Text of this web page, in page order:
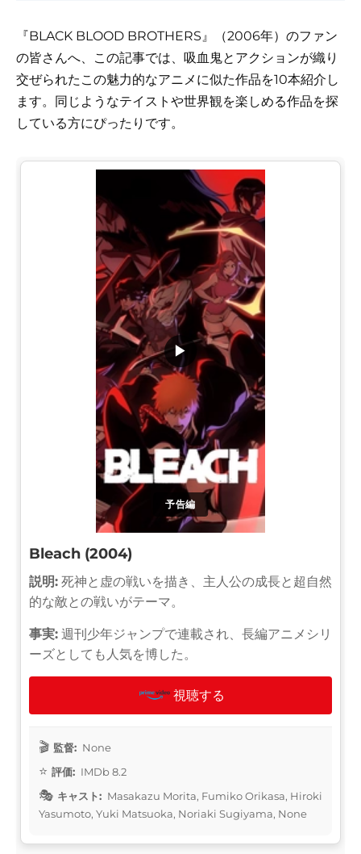
『BLACK BLOOD BROTHERS』（2006年）のファン
の皆さんへ、この記事では、吸血鬼とアクションが織り
交ぜられたこの魅力的なアニメに似た作品を10本紹介し
ます。同じようなテイストや世界観を楽しめる作品を探
している方にぴったりです。
予告編
▶
Bleach (2004)
説明: 死神と虚の戦いを描き、主人公の成長と超自然
的な敵との戦いがテーマ。
事実: 週刊少年ジャンプで連載され、長編アニメシリ
ーズとしても人気を博した。
視聴する
監督: None
評価: IMDb 8.2
キャスト: Masakazu Morita, Fumiko Orikasa, Hiroki
Yasumoto, Yuki Matsuoka, Noriaki Sugiyama, None